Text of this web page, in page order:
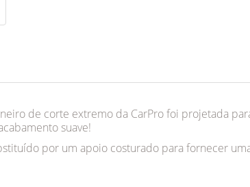
de corte extremo da CarPro foi projetada
suave!
por um apoio costurado para fornecer